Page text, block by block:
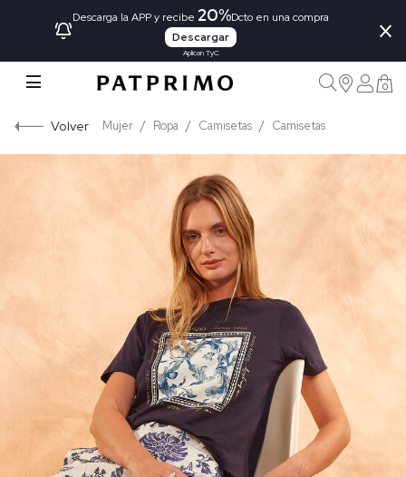
Descarga la APP y recibe 20%Dcto en una compra
Descargar
Aplican TyC
×
0
Volver Mujer Ropa Camisetas Camisetas